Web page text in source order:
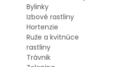
Bylinky
Izbové rastliny
Hortenzie
Ruže a kvitnúce
rastliny
Trávnik